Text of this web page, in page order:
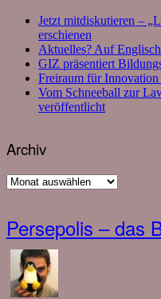
Jetzt mitdiskutieren –
erschienen
Aktuelles? Auf
GIZ präsentiert
Freiraum für
Vom Schneeball zur
veröffentlicht
Archiv
Archiv
Persepolis – das